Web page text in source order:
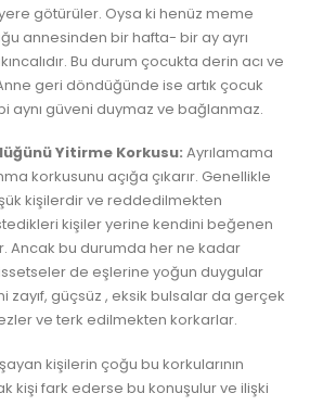
götürüler. Oysa ki henüz meme
annesinden bir hafta- bir ay ayrı
Bu durum çocukta derin acı ve
geri döndüğünde ise artık çocuk
aynı güveni duymaz ve bağlanmaz.
Yitirme Korkusu: Ayrılamama
korkusunu açığa çıkarır. Genellikle
kişilerdir ve reddedilmekten
kişiler yerine kendini beğenen
Ancak bu durumda her ne kadar
de eşlerine yoğun duygular
zayıf, güçsüz , eksik bulsalar da gerçek
ve terk edilmekten korkarlar.
kişilerin çoğu bu korkularının
kişi fark ederse bu konuşulur ve ilişki